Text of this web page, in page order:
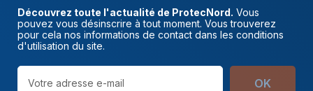
Découvrez toute l'actualité de ProtecNord. Vous
pouvez vous désinscrire à tout moment. Vous trouverez
pour cela nos informations de contact dans les conditions
d'utilisation du site.
OK